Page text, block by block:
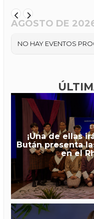
AGOSTO DE
NO HAY EVENTOS
¡Una de ellas
Bután presenta
en el